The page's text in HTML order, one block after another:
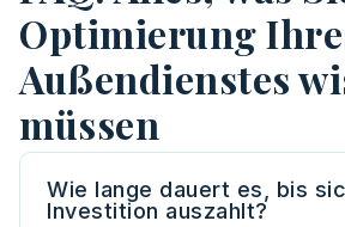
Optimierung
Außendienstes
müssen
Wie lange dauert es, bis
Investition auszahlt?